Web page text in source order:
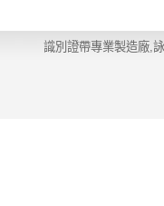
識別證帶專業製造廠,